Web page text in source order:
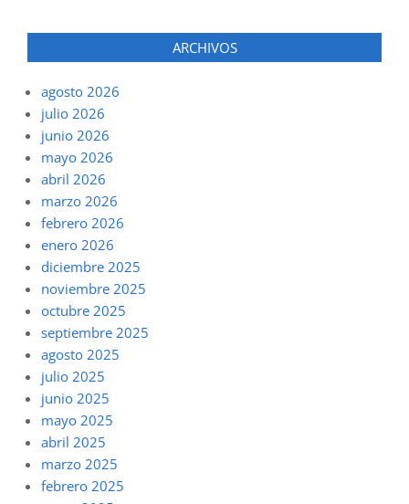
ARCHIVOS
agosto 2026
julio 2026
junio 2026
mayo 2026
abril 2026
marzo 2026
febrero 2026
enero 2026
diciembre 2025
noviembre 2025
octubre 2025
septiembre 2025
agosto 2025
julio 2025
junio 2025
mayo 2025
abril 2025
marzo 2025
febrero 2025